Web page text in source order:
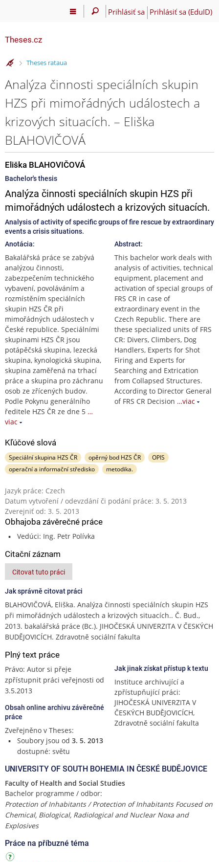
Prihlásiť sa Prihlásiť sa (EduID)
Theses.cz
>
Theses rataua
Analýza činnosti speciálních skupin
HZS při mimořádných událostech a
krizových situacích. – Eliška
BLAHOVIČOVÁ
Eliška BLAHOVIČOVÁ
Bachelor's thesis
Analýza činnosti speciálních skupin HZS při
mimořádných událostech a krizových situacích.
Analysis of activity of specific groups of fire rescue by extraordinary
events a crisis situations.
Anotácia:
Bakalářská práce se zabývá
analýzou činnosti,
zabezpečením technického
vybavení, povoláváním a
rozmístěním speciálních
skupin HZS ČR při
mimořádných událostech v
České republice. Speciálními
skupinami HZS ČR jsou
potápěčská skupina, lezecká
skupina, kynologická skupina,
skupina zaměřená na trhací
práce a skupina pro záchranu
osob ze zřícených budov.
Podle Pokynu generálního
ředitele HZS ČR ze dne 5 …
viac
Abstract:
This bachelor work deals with
analysis of activities, technical
equipment, placement and
activation of special groups of
FRS CR in case of
extraordinary event in the
Czech Republic. There are
these specialized units of FRS
CR: Divers, Climbers, Dog
Handlers, Experts for Shot
Firing and Experts for
Searching and Extrication
from Collapsed Structures.
According to Director General
of FRS CR Decision …viac
Kľúčové slová
Speciální skupina HZS ČR opěrný bod HZS ČR
OPIS
operační a informační středisko
metodika.
Jazyk práce: Czech
Datum vytvoření / odevzdání či podání práce: 3. 5. 2013
Zverejniť od: 3. 5. 2013
Obhajoba závěrečné práce
Vedúci: Ing. Petr Polívka
Citační záznam
Citovat tuto práci
Jak správně citovat práci
BLAHOVIČOVÁ, Eliška. Analýza činnosti speciálních skupin HZS
při mimořádných událostech a krizových situacích.. Č. Bud.,
2013. bakalářská práce (Bc.). JIHOČESKÁ UNIVERZITA V ČESKÝCH
BUDĚJOVICÍCH. Zdravotně sociální fakulta
Plný text práce
Právo: Autor si přeje
zpřístupnit práci veřejnosti od
3.5.2013
Obsah online archivu závěrečné
práce
Zveřejněno v Theses:
Soubory jsou od 3. 5. 2013
dostupné: světu
Jak jinak získat přístup k textu
Instituce archivující a
zpřístupňující práci:
JIHOČESKÁ UNIVERZITA V
ČESKÝCH BUDĚJOVICÍCH,
Zdravotně sociální fakulta
UNIVERSITY OF SOUTH BOHEMIA IN ČESKÉ BUDĚJOVICE
Faculty of Health and Social Studies
Bachelor programme / odbor:
Protection of Inhabitants / Protection of Inhabitants Focused on
Chemical, Biological, Radiological and Nuclear Noxa and
Explosives
Práce na příbuzné téma